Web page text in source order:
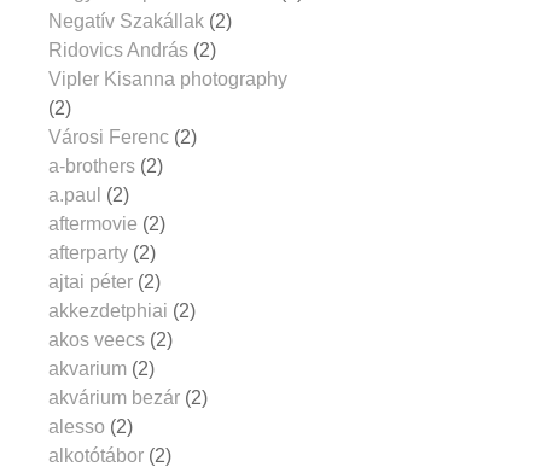
Negatív Szakállak (2)
Ridovics András (2)
Vipler Kisanna photography
(2)
Városi Ferenc (2)
a-brothers (2)
a.paul (2)
aftermovie (2)
afterparty (2)
ajtai péter (2)
akkezdetphiai (2)
akos veecs (2)
akvarium (2)
akvárium bezár (2)
alesso (2)
alkotótábor (2)